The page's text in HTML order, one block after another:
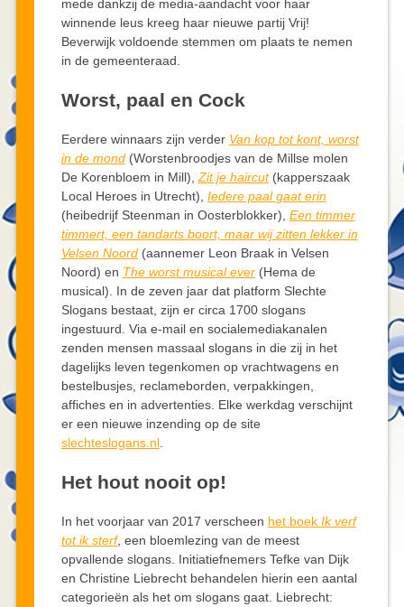
mede dankzij de media-aandacht voor haar
winnende leus kreeg haar nieuwe partij Vrij!
Beverwijk voldoende stemmen om plaats te nemen
in de gemeenteraad.
Worst, paal en Cock
Eerdere winnaars zijn verder Van kop tot kont, worst
in de mond(Worstenbroodjes van de Millse molen
De Korenbloem in Mill), Zit je haircut(kapperszaak
Local Heroes in Utrecht), Iedere paal gaat erin
(heibedrijf Steenman in Oosterblokker), Een timmer
timmert, een tandarts boort, maar wij zitten lekker in
Velsen Noord(aannemer Leon Braak in Velsen
Noord) en The worst musical ever(Hema de
musical). In de zeven jaar dat platform Slechte
Slogans bestaat, zijn er circa 1700 slogans
ingestuurd. Via e-mail en socialemediakanalen
zenden mensen massaal slogans in die zij in het
dagelijks leven tegenkomen op vrachtwagens en
bestelbusjes, reclameborden, verpakkingen,
affiches en in advertenties. Elke werkdag verschijnt
er een nieuwe inzending op de site
slechteslogans.nl.
Het hout nooit op!
In het voorjaar van 2017 verscheen het boek Ik verf
tot ik sterf, een bloemlezing van de meest
opvallende slogans. Initiatiefnemers Tefke van Dijk
en Christine Liebrecht behandelen hierin een aantal
categorieën als het om slogans gaat. Liebrecht: